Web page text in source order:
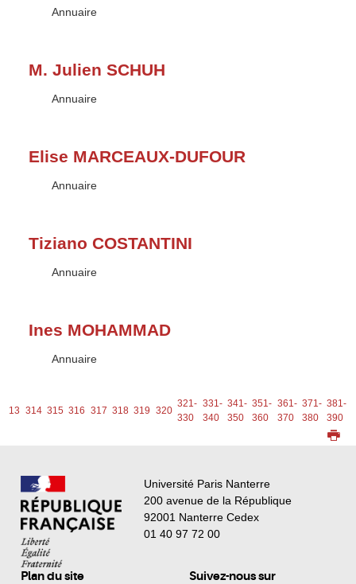
Type :
Annuaire
M. Julien SCHUH
Type :
Annuaire
Elise MARCEAUX-DUFOUR
Type :
Annuaire
Tiziano COSTANTINI
Type :
Annuaire
Ines MOHAMMAD
Type :
Annuaire
313 314 315 316 317 318 319 320
321-
330
331-
340
341-
350
351-
360
361-
370
371-
380
381-
390
Université Paris Nanterre
200 avenue de la République
92001 Nanterre Cedex
01 40 97 72 00
Plan du site Suivez-nous sur